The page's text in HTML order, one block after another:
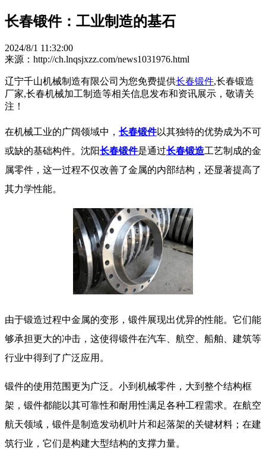
长春锻件：工业制造的基石
2024/8/1 11:32:00
来源：http://ch.lnqsjxzz.com/news1031976.html
辽宁千山机械制造有限公司为您免费提供长春锻件,长春锻造
厂家,长春机械加工制造等相关信息发布和资讯展示，敬请关
注！
在机械工业的广阔领域中， 长春锻件以其独特的优势成为不可
或缺的基础构件。沈阳长春锻件是通过长春锻造工艺制成的金
属零件，这一过程不仅改善了金属的内部结构，还显著提高了
其力学性能。
由于锻造过程中金属的变形，锻件展现出优异的性能。它们能
够承担更大的冲击，这使得锻件在汽车、航空、船舶、建筑等
行业中得到了广泛应用。
锻件的使用范围更为广泛。小到机械零件，大到整个结构框
架，锻件都能以其可靠性和耐用性满足各种工程需求。在航空
航天领域，锻件是制造发动机叶片和起落架的关键材料；在建
筑行业，它们是构建大型结构的支撑力量。